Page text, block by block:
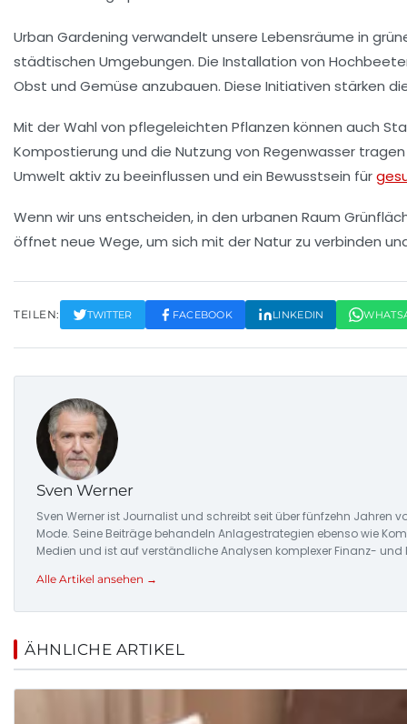
Urban Gardening verwandelt unsere Lebensräume in
städtischen Umgebungen. Die Installation von
Obst und Gemüse anzubauen. Diese Initiativen stärken
Mit der Wahl von pflegeleichten Pflanzen können auch
Kompostierung und die Nutzung von Regenwasser
Umwelt aktiv zu beeinflussen und ein Bewusstsein für
Wenn wir uns entscheiden, in den urbanen Raum
öffnet neue Wege, um sich mit der Natur zu verbinden
TEILEN: TWITTER FACEBOOK LINKEDIN
Sven Werner
Sven Werner ist Journalist und schreibt seit über fünfzehn
Mode. Seine Beiträge behandeln Anlagestrategien ebenso wie
Medien und ist auf verständliche Analysen komplexer Finanz-
Alle Artikel ansehen →
ÄHNLICHE ARTIKEL